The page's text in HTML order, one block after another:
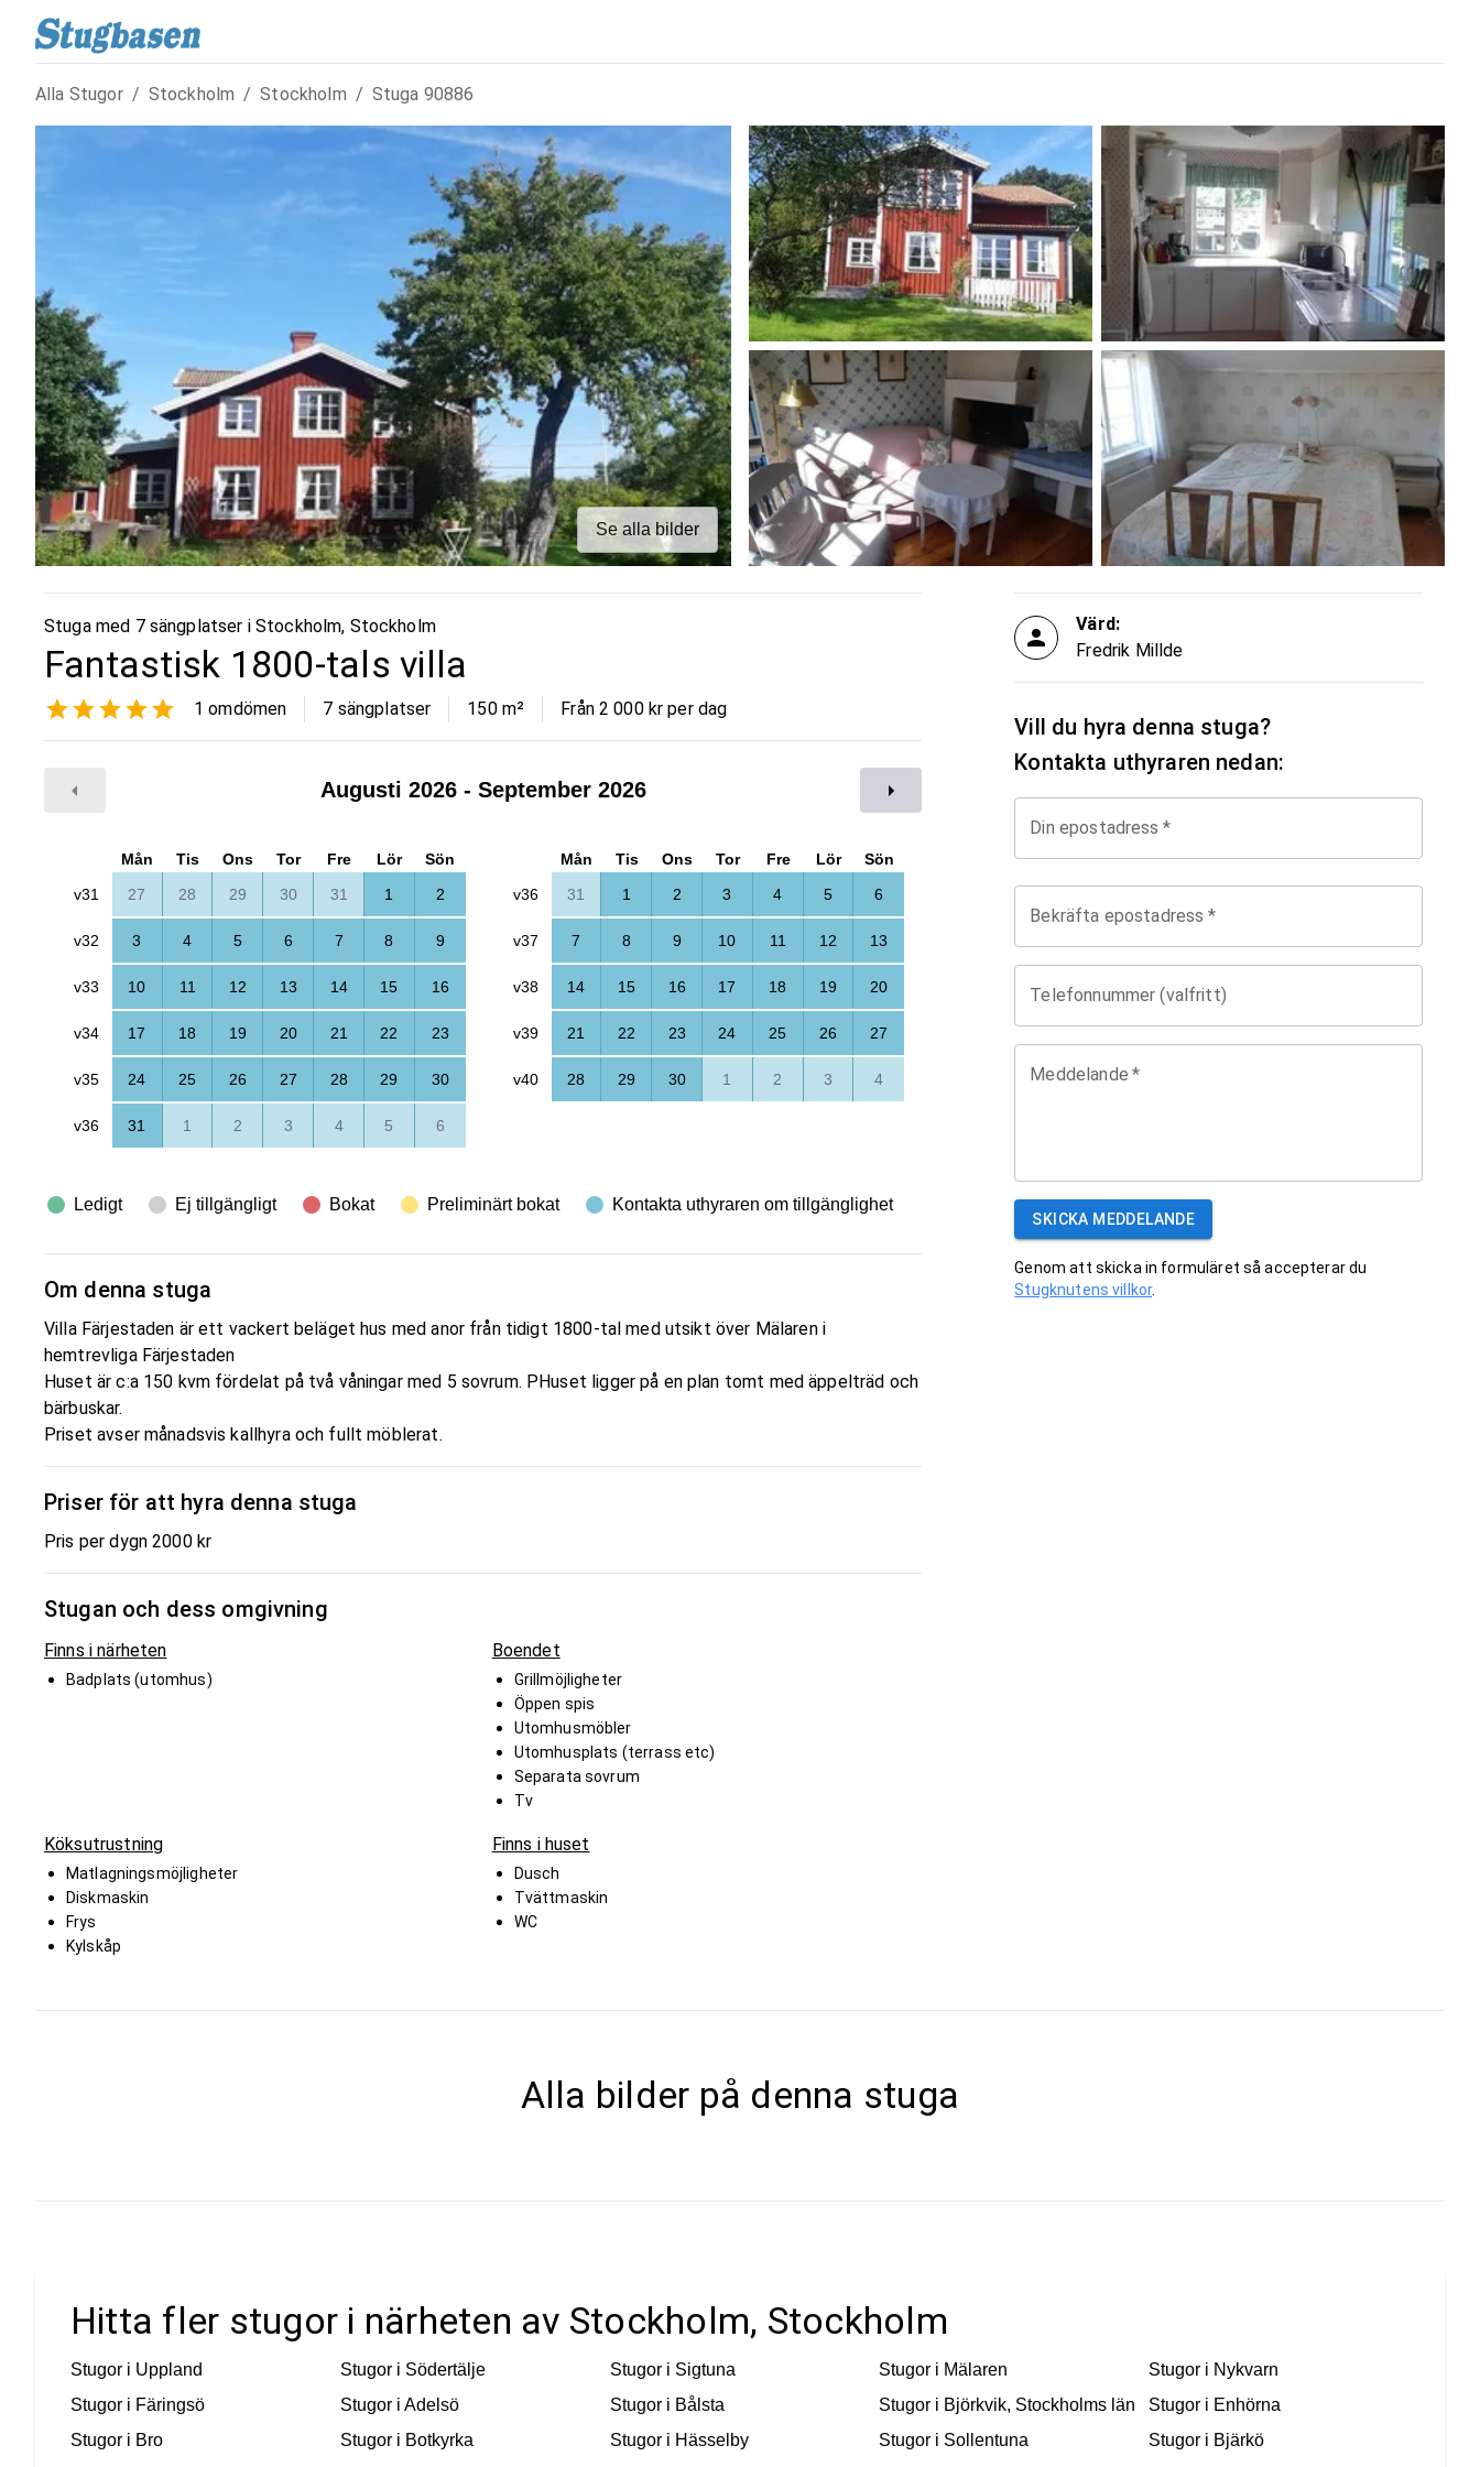
Alla Stugor / Stockholm / Stockholm / Stuga 90886
Se alla bilder
Stuga med 7 sängplatser i Stockholm, Stockholm
Fantastisk 1800-tals villa
1 omdömen 7 sängplatser 150m² Från 2 000 kr per dag
Augusti 2026- September 2026
Mån Tis Ons Tor Fre Lör
Sön
v31
27 28 29 30 31 1 2
v32 3 4 5 6 7 8 9
v33 10 11 12 13 14 15 16
v34 17 18 19 20 21 22 23
v35 24 25 26 27 28 29 30
v36 31 1 2 3 4 5 6
Mån Tis Ons Tor Fre Lör
Sön
v36
31 1 2 3 4 5 6
v37 7 8 9 10 11 12 13
v38 14 15 16 17 18 19 20
v39 21 22 23 24 25 26 27
v40 28 29 30 1 2 3 4
Ledigt Ej tillgängligt Bokat Preliminärt bokat Kontakta uthyraren om tillgänglighet
Om denna stuga
Villa Färjestaden är ett vackert beläget hus med anor från tidigt 1800-tal med utsikt över Mälaren i
hemtrevliga Färjestaden
Huset är c:a 150 kvm fördelat på två våningar med 5 sovrum. PHuset ligger på en plan tomt med äppelträd och
bärbuskar.
Priset avser månadsvis kallhyra och fullt möblerat.
Priser för att hyra denna stuga
Pris per dygn 2000 kr
Stugan och dess omgivning
Finns i närheten
Badplats (utomhus)
Boendet
Grillmöjligheter
Öppen spis
Utomhusmöbler
Utomhusplats (terrass etc)
Separata sovrum
Tv
Köksutrustning
Matlagningsmöjligheter
Diskmaskin
Frys
Kylskåp
Finns i huset
Dusch
Tvättmaskin
WC
Värd:
Fredrik Millde
Vill du hyra denna stuga?
Kontakta uthyraren nedan:
Din epostadress *
Bekräfta epostadress *
Telefonnummer (valfritt)
Meddelande *
SKICKA MEDDELANDE
Genom att skicka in formuläret så accepterar du
Stugknutens villkor.
Alla bilder på denna stuga
Hitta fler stugor i närheten av Stockholm, Stockholm
Stugor i Uppland Stugor i Södertälje Stugor i Sigtuna Stugor i Mälaren Stugor i Nykvarn
Stugor i Färingsö Stugor i Adelsö Stugor i Bålsta Stugor i Björkvik, Stockholms län Stugor i Enhörna
Stugor i Bro Stugor i Botkyrka Stugor i Hässelby Stugor i Sollentuna Stugor i Bjärkö